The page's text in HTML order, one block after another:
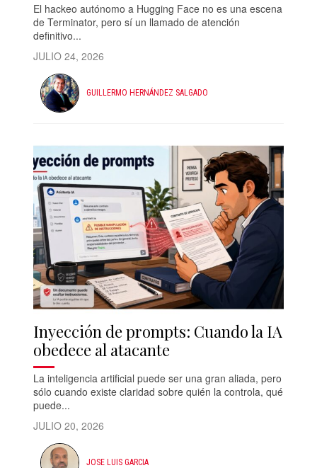
El hackeo autónomo a Hugging Face no es una escena
de Terminator, pero sí un llamado de atención
definitivo...
JULIO 24, 2026
GUILLERMO HERNÁNDEZ SALGADO
Inyección de prompts: Cuando la IA
obedece al atacante
La inteligencia artificial puede ser una gran aliada, pero
sólo cuando existe claridad sobre quién la controla, qué
puede...
JULIO 20, 2026
JOSE LUIS GARCIA